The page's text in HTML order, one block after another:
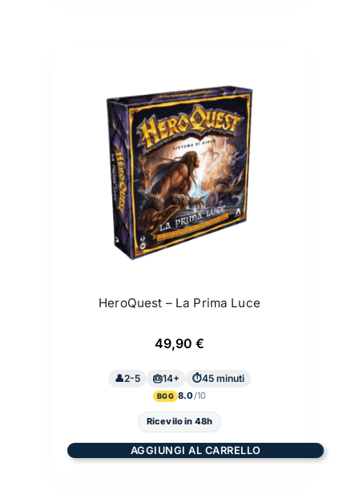
HeroQuest – La Prima Luce
49,90 €
2-5 14+ 45 minuti
BGG 8.0
Ricevilo in 48h
AGGIUNGI AL CARRELLO